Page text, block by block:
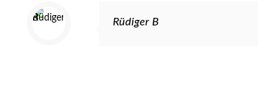
Rüdiger B